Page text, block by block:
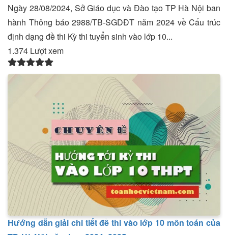
Ngày 28/08/2024, Sở Giáo dục và Đào tạo TP Hà Nội ban
hành Thông báo 2988/TB-SGDĐT năm 2024 về Cấu trúc
định dạng đề thi Kỳ thi tuyển sinh vào lớp 10...
1.374 Lượt xem
Hướng dẫn giải chi tiết đề thi vào lớp 10 môn toán của